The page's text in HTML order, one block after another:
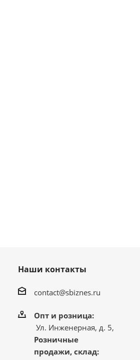
Наши контакты
contact@sbiznes.ru
Опт и розница:
Ул. Инженерная, д. 5,
Розничные
продажи, склад: